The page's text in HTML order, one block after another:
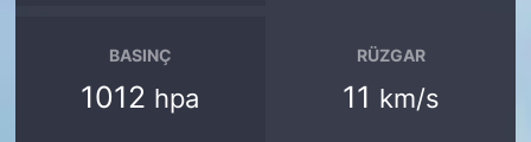
BASINÇ
1012 hpa
RÜZGAR
11 km/s